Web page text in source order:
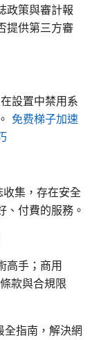
政策與審計報
提供第三方審
設置中禁用系
免费梯子加速
集，存在安全
、付費的服務。
高手；商用
款與合規限
指南，解決網